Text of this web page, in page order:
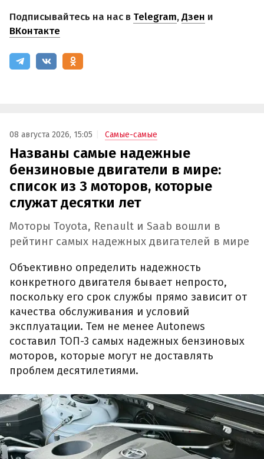
Подписывайтесь на нас в Telegram,Дзен и
ВКонтакте
08 августа 2026, 15:05 Самые-самые
Названы самые надежные
бензиновые двигатели в мире:
список из 3 моторов, которые
служат десятки лет
Моторы Toyota, Renault и Saab вошли в
рейтинг самых надежных двигателей в мире
Объективно определить надежность
конкретного двигателя бывает непросто,
поскольку его срок службы прямо зависит от
качества обслуживания и условий
эксплуатации. Тем не менее Autonews
составил ТОП-3 самых надежных бензиновых
моторов, которые могут не доставлять
проблем десятилетиями.